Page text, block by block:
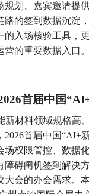
规划、嘉宾邀请提
路的签到数据沉淀
的入场核验工具，
的重要数据入口。
首届中国
新材料领域规格高
2026首届中国“AI+
场权限管控、数据
障碍闸机签到解决
大会的办会需求。